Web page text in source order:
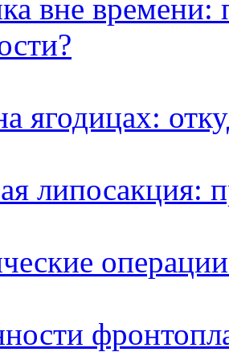
вне времени:
ягодицах:
липосакция: